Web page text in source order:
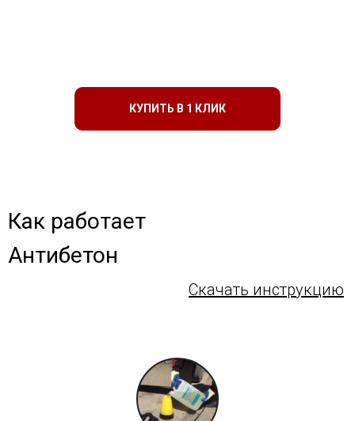
КУПИТЬ В 1 КЛИК
Как работает
Антибетон
Скачать инструкцию